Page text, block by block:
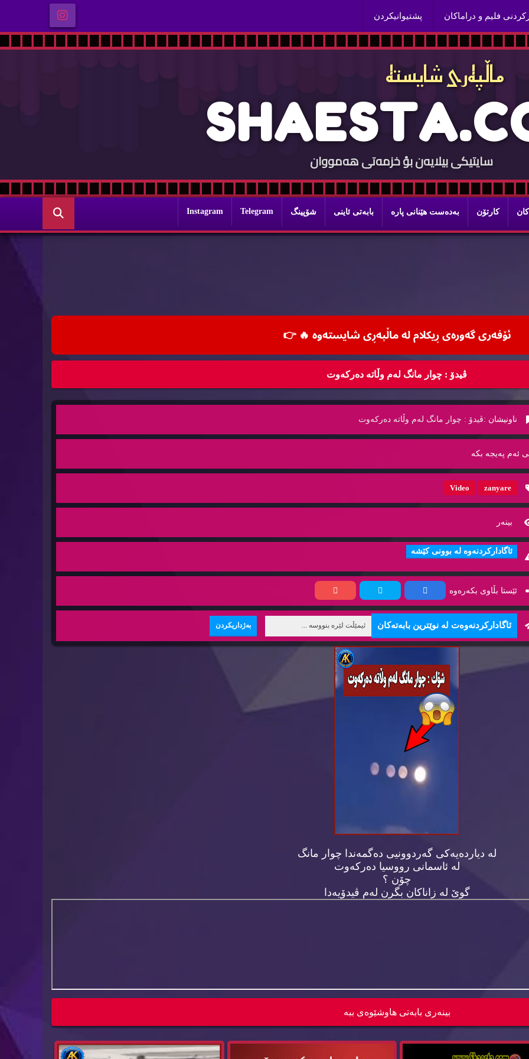
فلیم و دراماكان پشتیوانیكردن
ماڵپه‌ری شایسته‌
SHAESTA.C
سایتيكی بيلایه‌ن بؤ خزمه‌تی هه‌مووان
كارتۆن به‌ده‌ست هێنانی پاره‌ بابه‌تی ئاینی شۆپینگ Telegram
Instagram
ئۆفه‌ری گه‌وره‌ی ڕیكلام له‌ ماڵپه‌ڕی شایسته‌وه‌ 🔥👉
ڤیدۆ : چوار مانگ له‌م وڵاته‌ ده‌ركه‌وت
ناونیشان :ڤیدۆ : چوار مانگ له‌م وڵاته‌ ده‌ركه‌وت
ئه‌م په‌یجه‌ بكه‌
Video zanyare
بینه‌ر
ئاگاداركردنه‌وه‌ له‌ بوونی كێشه‌
ئێستا بڵاوی بكه‌ره‌وه‌
ئاگاداركردنه‌وه‌ت له‌ نوێترین بابه‌ته‌كان
له‌ دیارده‌یه‌كی گه‌ردوونیی ده‌گمه‌ندا چوار مانگ
له‌ ئاسمانی رووسیا ده‌ركه‌وت
چۆن ؟
گوێ له‌ زاناكان بگرن له‌م ڤیدۆیه‌دا
بینه‌ری بابه‌تی هاوشێوه‌ی ببه‌
گەورە جوڵێندرا بە ئاڕاستی عێراق
ڤیدۆ : عەلی مام بەکر بەهۆی سیناریۆی کچەکانی
ڤیدۆ : دیمەنەکە شۆک هێنەرە... دەیان فرۆکەی